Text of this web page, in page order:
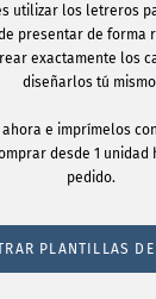
utilizar los letreros
presentar de forma
exactamente los
diseñarlos tú
e imprímelos
desde 1 unidad
pedido.
PLANTILLAS